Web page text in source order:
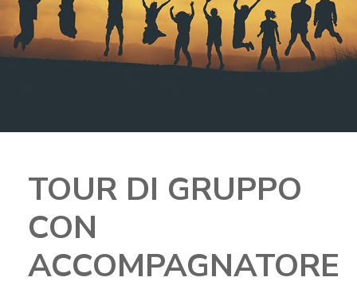
TOUR DI GRUPPO
CON
ACCOMPAGNATORE